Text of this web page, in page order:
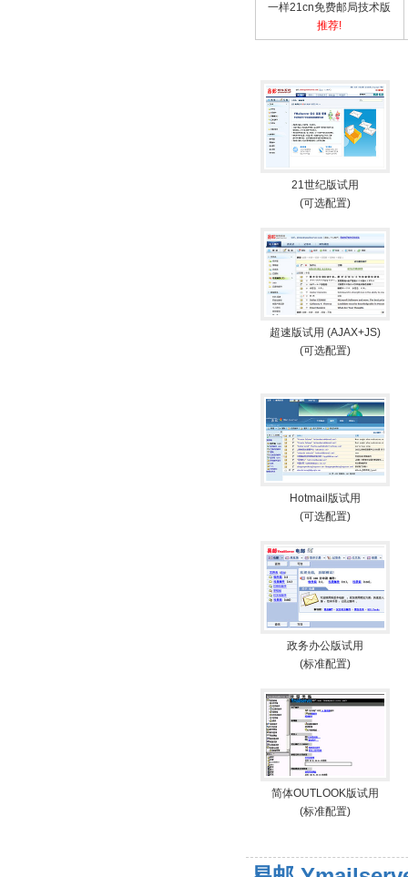
一样21cn免费邮局技术版
推荐!
21世纪版试用
(可选配置)
超速版试用 (AJAX+JS)
(可选配置)
Hotmail版试用
(可选配置)
政务办公版试用
(标准配置)
简体OUTLOOK版试用
(标准配置)